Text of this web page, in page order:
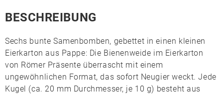
BESCHREIBUNG
Sechs bunte Samenbomben, gebettet in einen kleinen
Eierkarton aus Pappe: Die Bienenweide im Eierkarton
von Römer Präsente überrascht mit einem
ungewöhnlichen Format, das sofort Neugier weckt. Jede
Kugel (ca. 20 mm Durchmesser, je 10 g) besteht aus